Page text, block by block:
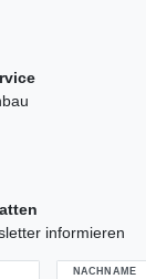
informieren
NACHNAME